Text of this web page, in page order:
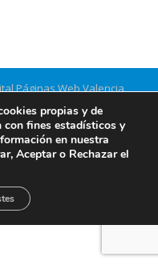
Páginas Web Valencia
legal
propias y de
con fines estadísticos y
en nuestra
Aceptar o Rechazar el